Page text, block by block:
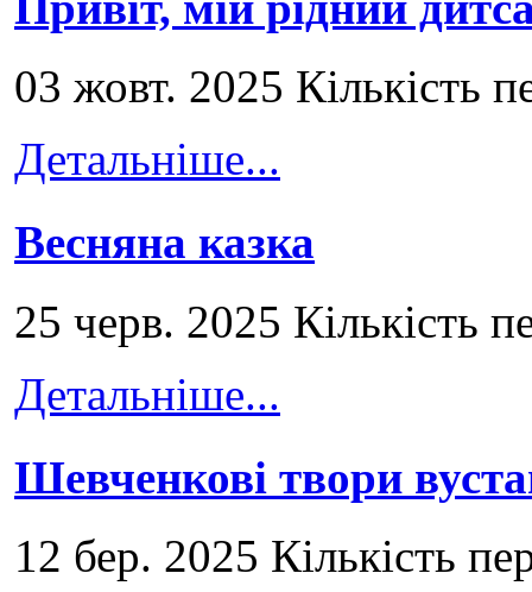
03 жовт. 2025 Кількість
Детальніше...
Весняна казка
25 черв. 2025 Кількість
Детальніше...
Шевченкові твори
12 бер. 2025 Кількість